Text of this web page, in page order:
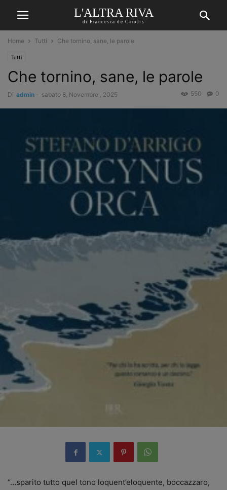
L'ALTRA RIVA
di Francesca de Carolis
Home Tutti Che tornino, sane, le parole
Tutti
Che tornino, sane, le parole
Di admin - sabato 8, Novembre , 2025 0
550
“…sparito tutto quel tono loquent’eloquente, boccazzaro,